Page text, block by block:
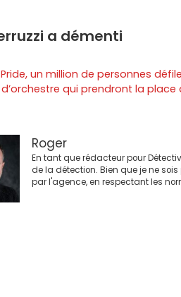
a démenti
un million de personnes
qui prendront la place
Roger
En tant que rédacteur pour
de la détection. Bien que je ne
par l'agence, en respectant les